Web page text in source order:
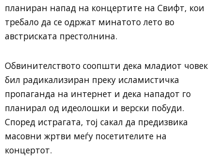
планиран напад на концертите на Свифт, кои
требало да се одржат минатото лето во
австриската престолнина.
Обвинителството соопшти дека младиот човек
бил радикализиран преку исламистичка
пропаганда на интернет и дека нападот го
планирал од идеолошки и верски побуди.
Според истрагата, тој сакал да предизвика
масовни жртви меѓу посетителите на
концертот.